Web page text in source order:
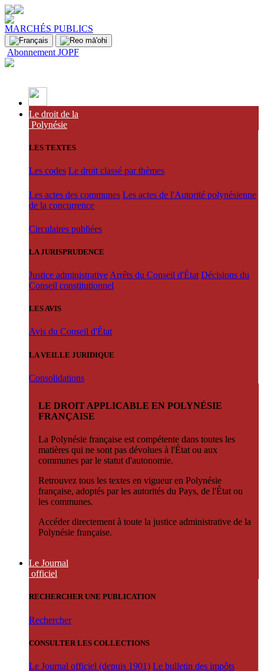
MARCHÉS PUBLICS
Abonnement JOPF
Le droit de la
Polynésie
LES TEXTES
Les codes Le droit classé par thèmes
Les actes des communes Les actes de l'Autorité polynésienne
de la concurrence
Circulaires publiées
LA JURISPRUDENCE
Justice administrative Arrêts du Conseil d'État Décisions du
Conseil constitutionnel
LES AVIS
Avis du Conseil d'État
LA VEILLE JURIDIQUE
Consolidations
LE DROIT APPLICABLE EN POLYNÉSIE
FRANÇAISE
La Polynésie française est compétente dans toutes les
matières qui ne sont pas dévolues à l'État ou aux
communes par le statut d'autonomie.
Retrouvez tous les textes en vigueur en Polynésie
française, adoptés par les autorités du Pays, de l'État ou
les communes.
Accéder directement à toute la justice administrative de la
Polynésie française.
Le Journal
officiel
RECHERCHER UNE PUBLICATION
Rechercher
CONSULTER LES COLLECTIONS
Le Journal officiel (depuis 1901) Le bulletin des impôts